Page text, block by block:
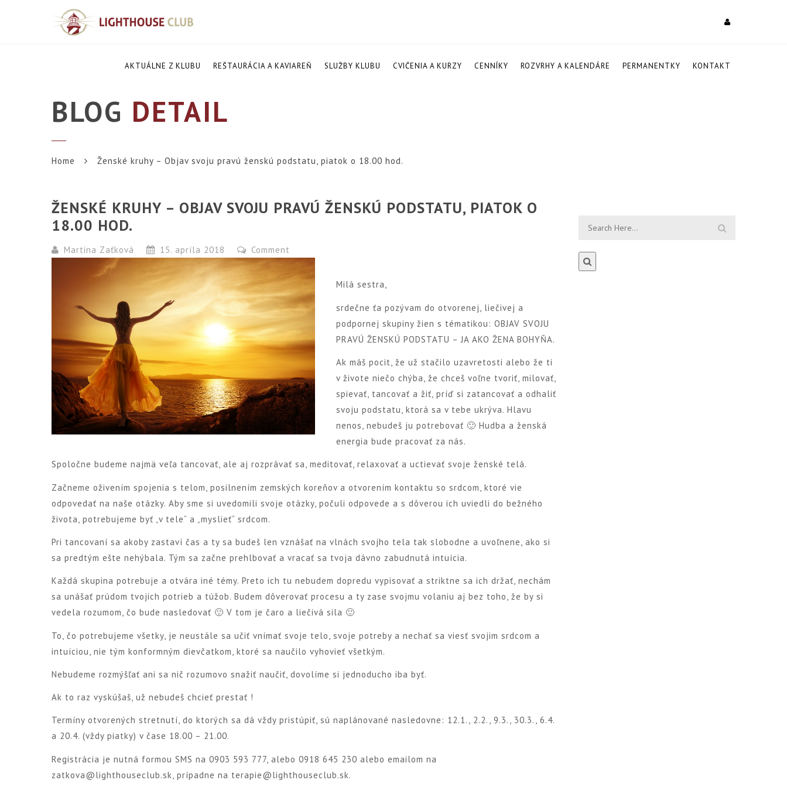
AKTUÁLNE Z KLUBU REŠTAURÁCIA A KAVIAREŇ SLUŽBY KLUBU CVIČENIA A KURZY CENNÍKY ROZVRHY A KALENDÁRE PERMANENTKY KONTAKT
BLOG DETAIL
Home Ženské kruhy – Objav svoju pravú ženskú podstatu, piatok o 18.00 hod.
ŽENSKÉ KRUHY – OBJAV SVOJU PRAVÚ ŽENSKÚ PODSTATU, PIATOK O
18.00 HOD.
Martina Zaťková 15. apríla 2018 Comment
Milá sestra,
srdečne ťa pozývam do otvorenej, liečivej a
podpornej skupiny žien s tématikou: OBJAV SVOJU
PRAVÚ ŽENSKÚ PODSTATU – JA AKO ŽENA BOHYŇA.
Ak máš pocit, že už stačilo uzavretosti alebo že ti
v živote niečo chýba, že chceš voľne tvoriť, milovať,
spievať, tancovať a žiť, príď si zatancovať a odhaliť
svoju podstatu, ktorá sa v tebe ukrýva. Hlavu
nenos, nebudeš ju potrebovať 🙂 Hudba a ženská
energia bude pracovať za nás.
Spoločne budeme najmä veľa tancovať, ale aj rozprávať sa, meditovať, relaxovať a uctievať svoje ženské telá.
Začneme oživením spojenia s telom, posilnením zemských koreňov a otvorením kontaktu so srdcom, ktoré vie
odpovedať na naše otázky. Aby sme si uvedomili svoje otázky, počuli odpovede a s dôverou ich uviedli do bežného
života, potrebujeme byť „v tele“ a „myslieť“ srdcom.
Pri tancovaní sa akoby zastaví čas a ty sa budeš len vznášať na vlnách svojho tela tak slobodne a uvoľnene, ako si
sa predtým ešte nehýbala. Tým sa začne prehlbovať a vracať sa tvoja dávno zabudnutá intuícia.
Každá skupina potrebuje a otvára iné témy. Preto ich tu nebudem dopredu vypisovať a striktne sa ich držať, nechám
sa unášať prúdom tvojich potrieb a túžob. Budem dôverovať procesu a ty zase svojmu volaniu aj bez toho, že by si
vedela rozumom, čo bude nasledovať 🙂 V tom je čaro a liečivá sila 🙂
To, čo potrebujeme všetky, je neustále sa učiť vnímať svoje telo, svoje potreby a nechať sa viesť svojim srdcom a
intuíciou, nie tým konformným dievčatkom, ktoré sa naučilo vyhovieť všetkým.
Nebudeme rozmýšľať ani sa nič rozumovo snažiť naučiť, dovolíme si jednoducho iba byť.
Ak to raz vyskúšaš, už nebudeš chcieť prestať !
Termíny otvorených stretnutí, do ktorých sa dá vždy pristúpiť, sú naplánované nasledovne: 12.1., 2.2., 9.3., 30.3., 6.4.
a 20.4. (vždy piatky) v čase 18.00 – 21.00.
Registrácia je nutná formou SMS na 0903 593 777, alebo 0918 645 230 alebo emailom na
zatkova@lighthouseclub.sk, prípadne na terapie@lighthouseclub.sk.